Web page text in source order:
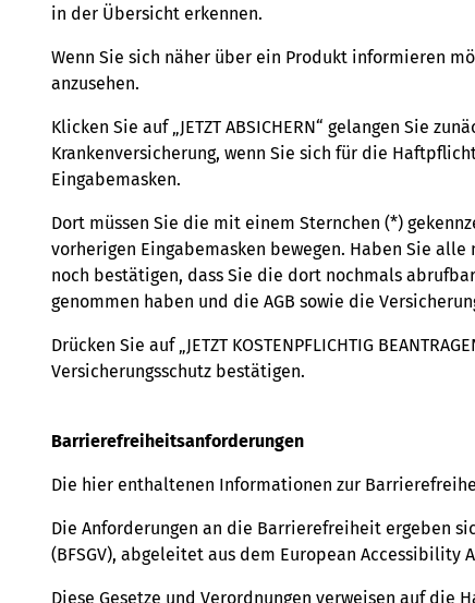
in der Übersicht erkennen.
Wenn Sie sich näher über ein Produkt informieren
anzusehen.
Klicken Sie auf „JETZT ABSICHERN“ gelangen Sie
Krankenversicherung, wenn Sie sich für die
Eingabemasken.
Dort müssen Sie die mit einem Sternchen (*)
vorherigen Eingabemasken bewegen. Haben Sie
noch bestätigen, dass Sie die dort nochmals
genommen haben und die AGB sowie die
Drücken Sie auf „JETZT KOSTENPFLICHTIG
Versicherungsschutz bestätigen.
Barrierefreiheitsanforderungen
Die hier enthaltenen Informationen zur
Die Anforderungen an die Barrierefreiheit ergeben
(BFSGV), abgeleitet aus dem European Accessibility
Diese Gesetze und Verordnungen verweisen auf die